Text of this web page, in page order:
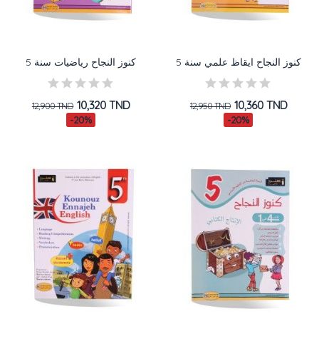
كنوز النجاح رياضيات سنة 5
12,900 TND 10,320 TND
-20%
كنوز النجاح ايقاظ علمي سنة 5
12,950 TND 10,360 TND
-20%